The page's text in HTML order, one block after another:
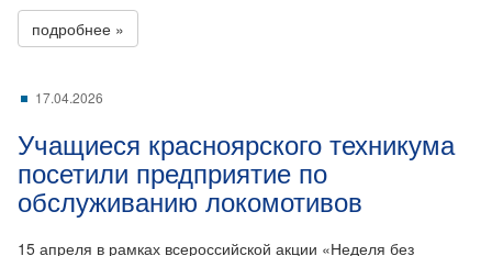
подробнее »
17.04.2026
Учащиеся красноярского техникума
посетили предприятие по
обслуживанию локомотивов
15 апреля в рамках всероссийской акции «Неделя без